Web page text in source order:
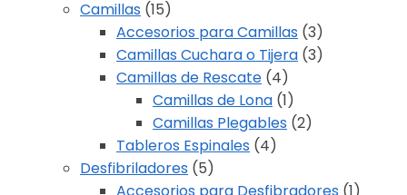
Camillas (15)
Accesorios para Camillas (3)
Camillas Cuchara o Tijera (3)
Camillas de Rescate (4)
Camillas de Lona (1)
Camillas Plegables (2)
Tableros Espinales (4)
Desfibriladores (5)